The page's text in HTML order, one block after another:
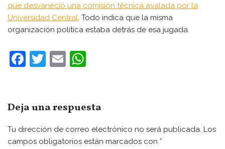
que desvaneció una comisión técnica avalada por la
Universidad Central. Todo indica que la misma
organización política estaba detrás de esa jugada.
F
e
b
o
T
er
E
l
s
A
p
Deja una respuesta
Tu dirección de correo electrónico no será publicada. Los
campos obligatorios están marcados con *